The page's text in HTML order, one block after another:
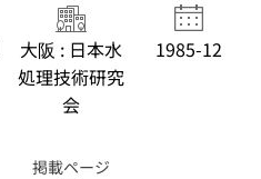
大阪 : 日本水
処理技術研究
会
1985-12
掲載ページ